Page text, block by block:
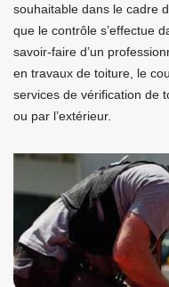
souhaitable dans le cadre
que le contrôle s’effectue
savoir-faire d’un
en travaux de toiture, le
services de vérification de
ou par l’extérieur.